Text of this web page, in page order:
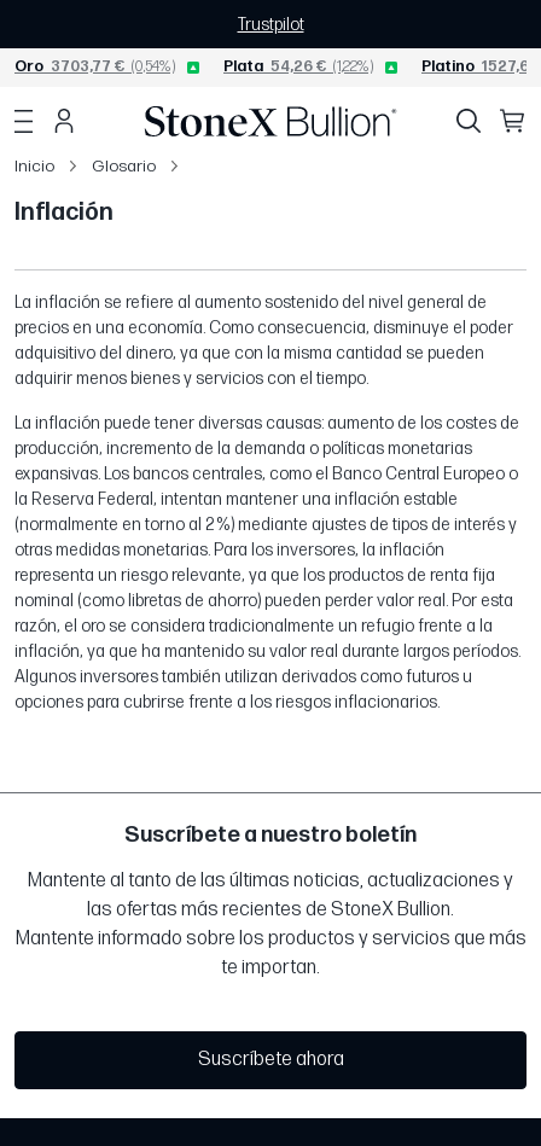
Trustpilot
Oro 3703,77 € (0,54%) Plata 54,26 € (1,22%) Platino
Inicio Glosario
Inflación
La inflación se refiere al aumento sostenido del nivel general de
precios en una economía. Como consecuencia, disminuye el poder
adquisitivo del dinero, ya que con la misma cantidad se pueden
adquirir menos bienes y servicios con el tiempo.
La inflación puede tener diversas causas: aumento de los costes de
producción, incremento de la demanda o políticas monetarias
expansivas. Los bancos centrales, como el Banco Central Europeo o
la Reserva Federal, intentan mantener una inflación estable
(normalmente en torno al 2 %) mediante ajustes de tipos de interés y
otras medidas monetarias. Para los inversores, la inflación
representa un riesgo relevante, ya que los productos de renta fija
nominal (como libretas de ahorro) pueden perder valor real. Por esta
razón, el oro se considera tradicionalmente un refugio frente a la
inflación, ya que ha mantenido su valor real durante largos períodos.
Algunos inversores también utilizan derivados como futuros u
opciones para cubrirse frente a los riesgos inflacionarios.
Suscríbete a nuestro boletín
Mantente al tanto de las últimas noticias, actualizaciones y
las ofertas más recientes de StoneX Bullion.
Mantente informado sobre los productos y servicios que más
te importan.
Suscríbete ahora